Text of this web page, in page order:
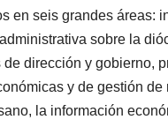
en seis grandes áreas:
sobre la
de dirección y gobierno,
y de gestión de
la información